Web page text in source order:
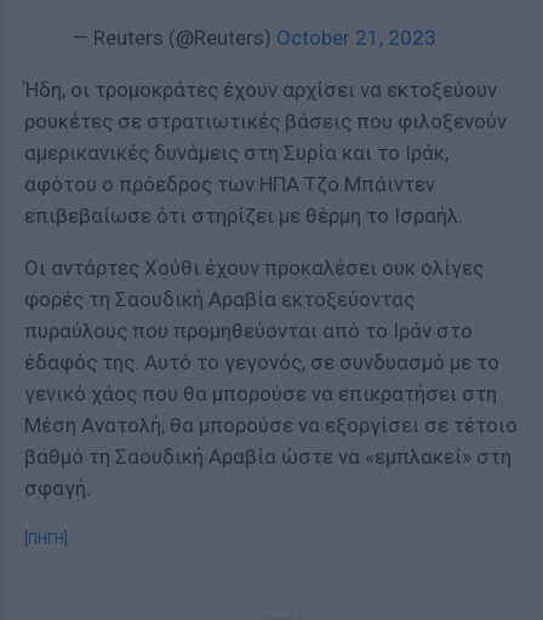
— Reuters (@Reuters) October 21, 2023
Ήδη, οι τρομοκράτες έχουν αρχίσει να εκτοξεύουν
ρουκέτες σε στρατιωτικές βάσεις που φιλοξενούν
αμερικανικές δυνάμεις στη Συρία και το Ιράκ,
αφότου ο πρόεδρος των ΗΠΑ Τζο Μπάιντεν
επιβεβαίωσε ότι στηρίζει με θέρμη το Ισραήλ.
Οι αντάρτες Χούθι έχουν προκαλέσει ουκ ολίγες
φορές τη Σαουδική Αραβία εκτοξεύοντας
πυραύλους που προμηθεύονται από το Ιράν στο
έδαφός της. Αυτό το γεγονός, σε συνδυασμό με το
γενικό χάος που θα μπορούσε να επικρατήσει στη
Μέση Ανατολή, θα μπορούσε να εξοργίσει σε τέτοιο
βαθμό τη Σαουδική Αραβία ώστε να «εμπλακεί» στη
σφαγή.
[ΠΗΓΗ]